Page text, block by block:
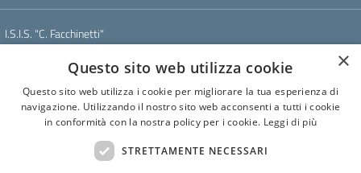
I.S.I.S. "C. Facchinetti"
Tel. 0331 635718 - E-mail: vais01900e@istruzione.it - Pec:
vais01900e@pec.istruzione.it
Codice meccanografico: VAIS01900E
Codice Fiscale: 81009250127
×
Questo sito web utilizza cookie
Questo sito web utilizza i cookie per migliorare la tua esperienza di
navigazione. Utilizzando il nostro sito web acconsenti a tutti i cookie
in conformità con la nostra policy per i cookie. Leggi di più
STRETTAMENTE NECESSARI